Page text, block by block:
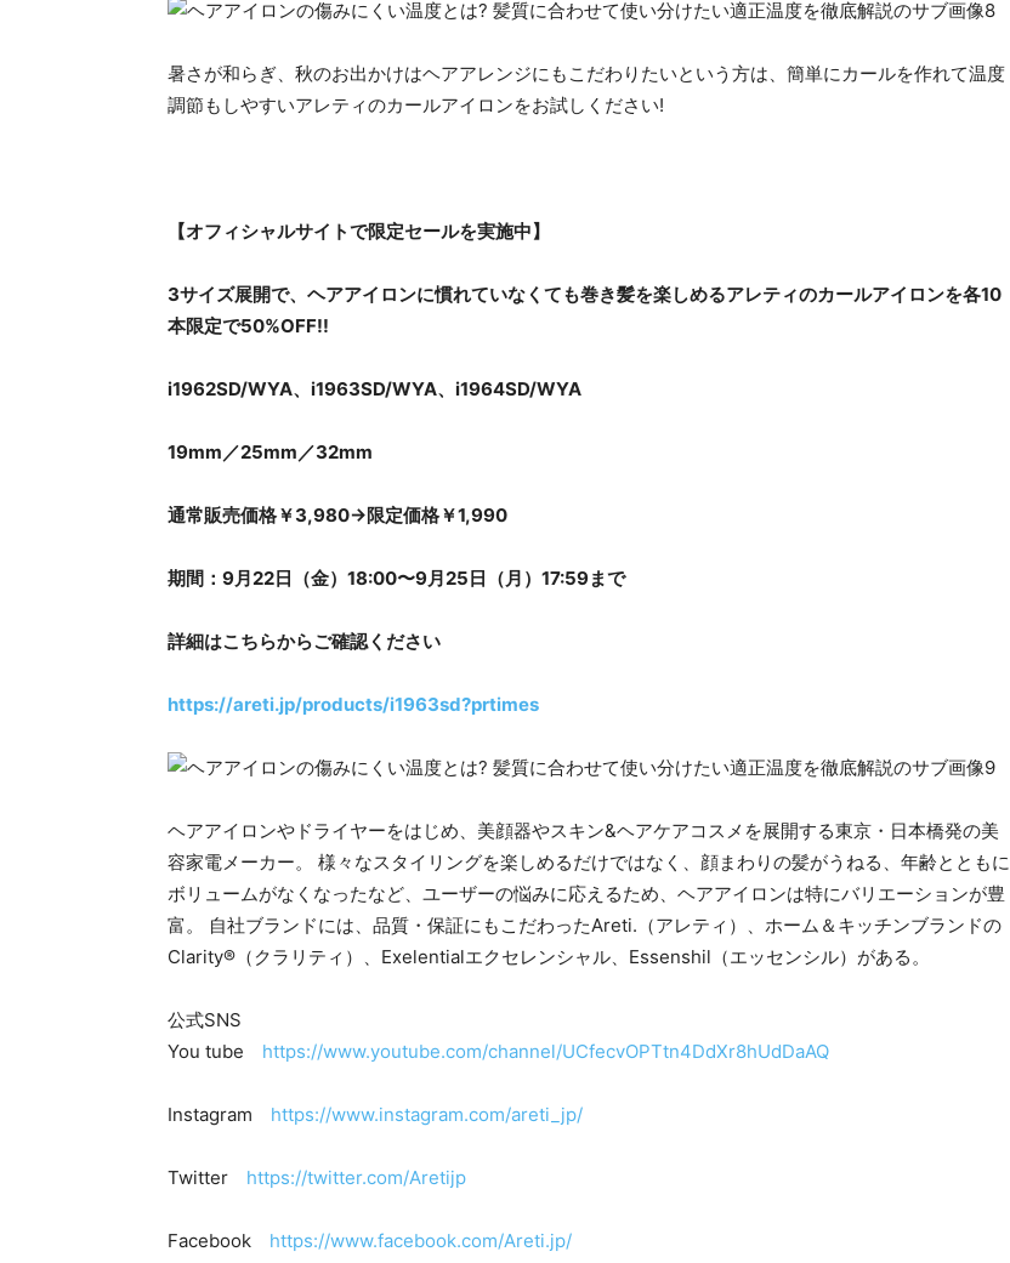
暑さが和らぎ、秋のお出かけはヘアアレンジにもこだわりたいという方は、簡単にカールを作れて温度
調節もしやすいアレティのカールアイロンをお試しください!
【オフィシャルサイトで限定セールを実施中】
3サイズ展開で、ヘアアイロンに慣れていなくても巻き髪を楽しめるアレティのカールアイロンを各10
本限定で50%OFF!!
i1962SD/WYA、i1963SD/WYA、i1964SD/WYA
19mm／25mm／32mm
通常販売価格￥3,980→限定価格￥1,990
期間：9月22日（金）18:00〜9月25日（月）17:59まで
詳細はこちらからご確認ください
https://areti.jp/products/i1963sd?prtimes
ヘアアイロンやドライヤーをはじめ、美顔器やスキン&ヘアケアコスメを展開する東京・日本橋発の美
容家電メーカー。 様々なスタイリングを楽しめるだけではなく、顔まわりの髪がうねる、年齢とともに
ボリュームがなくなったなど、ユーザーの悩みに応えるため、ヘアアイロンは特にバリエーションが豊
富。 自社ブランドには、品質・保証にもこだわったAreti.（アレティ）、ホーム＆キッチンブランドの
Clarity®（クラリティ）、Exelentialエクセレンシャル、Essenshil（エッセンシル）がある。
公式SNS
You tube https://www.youtube.com/channel/UCfecvOPTtn4DdXr8hUdDaAQ
Instagram https://www.instagram.com/areti_jp/
Twitter https://twitter.com/Aretijp
Facebook https://www.facebook.com/Areti.jp/